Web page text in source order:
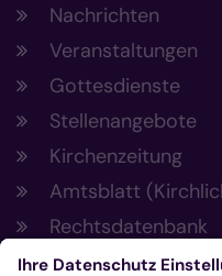
Nachrichten
Veranstaltungen
Gottesdienste
Stellenangebote
Kirchenzeitung
Amtsblatt
Rechtsdatenbank
Meldestelle